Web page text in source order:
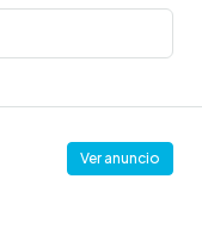
Ver anuncio